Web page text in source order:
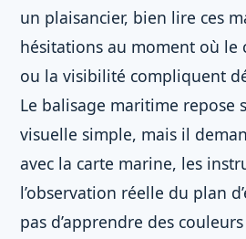
un plaisancier, bien lire ces
hésitations au moment où le
ou la visibilité compliquent
Le balisage maritime repose
visuelle simple, mais il
avec la carte marine, les
l’observation réelle du plan
pas d’apprendre des